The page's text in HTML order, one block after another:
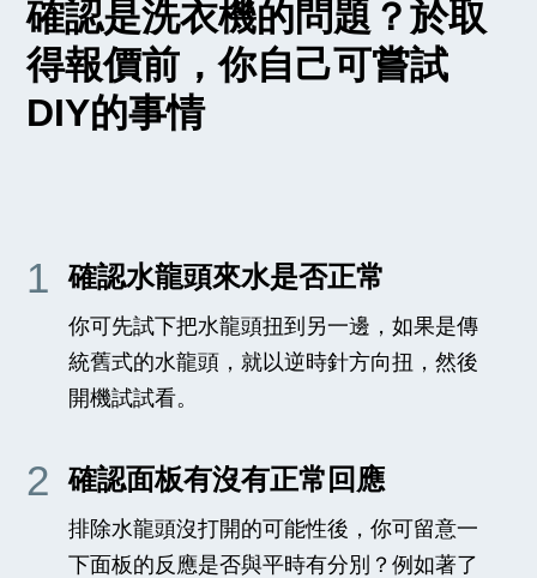
確認是洗衣機的問題？於取
得報價前，你自己可嘗試
DIY的事情
1 確認水龍頭來水是否正常
你可先試下把水龍頭扭到另一邊，如果是傳
統舊式的水龍頭，就以逆時針方向扭，然後
開機試試看。
2 確認面板有沒有正常回應
排除水龍頭沒打開的可能性後，你可留意一
下面板的反應是否與平時有分別？例如著了